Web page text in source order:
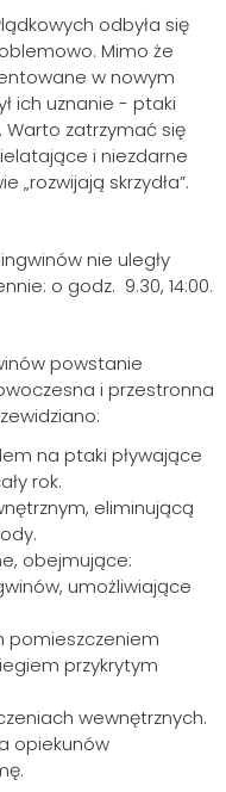
odbyła się
Mimo że
w nowym
ich uznanie - ptaki
Warto zatrzymać się
i niezdarne
„rozwijają skrzydła”.
nie uległy
o godz. 9.30, 14:00.
powstanie
i przestronna
na ptaki pływające
rok.
eliminującą
obejmujące:
umożliwiające
pomieszczeniem
przykrytym
wewnętrznych.
opiekunów